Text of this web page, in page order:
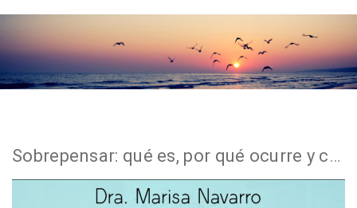
Sobrepensar: qué es, por qué ocurre y cómo dejar de pensar demasiado